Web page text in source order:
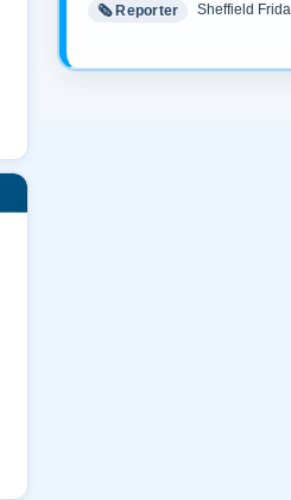
🗞️ Reporter
Sheffield